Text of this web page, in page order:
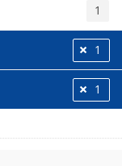
1
1
1